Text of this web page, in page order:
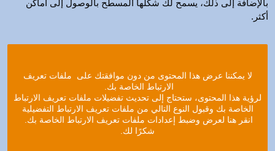
بالإضافة إلى ذلك، يسمح لك شكلها المسطّح بالوصول إلى أماكن
أكثر.
لا يمكننا عرض هذا المحتوى من دون موافقتك على ملفات تعريف
الارتباط الخاصة بك.
لرؤية هذا المحتوى، ستحتاج إلى تحديث تفضيلات ملفات تعريف الارتباط
الخاصة بك وقبول النوع التالي من ملفات تعريف الارتباط التفضيلية
انقر هنا لعرض وضبط إعدادات ملفات تعريف الارتباط الخاصة بك.
شكرًا لك.